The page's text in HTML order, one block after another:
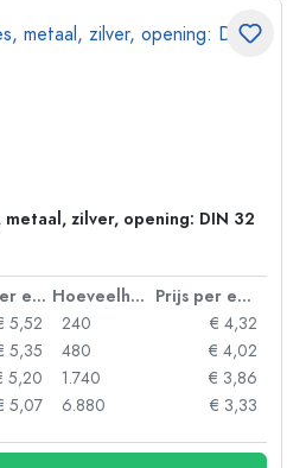
zilver, opening: DIN 32
Prijs per eenheid Hoeveelheid
Prijs per eenheid
5,52
5,35
5,20
5,07
240
€ 4,32
480
€ 4,02
1.740
€ 3,86
6.880
€ 3,33